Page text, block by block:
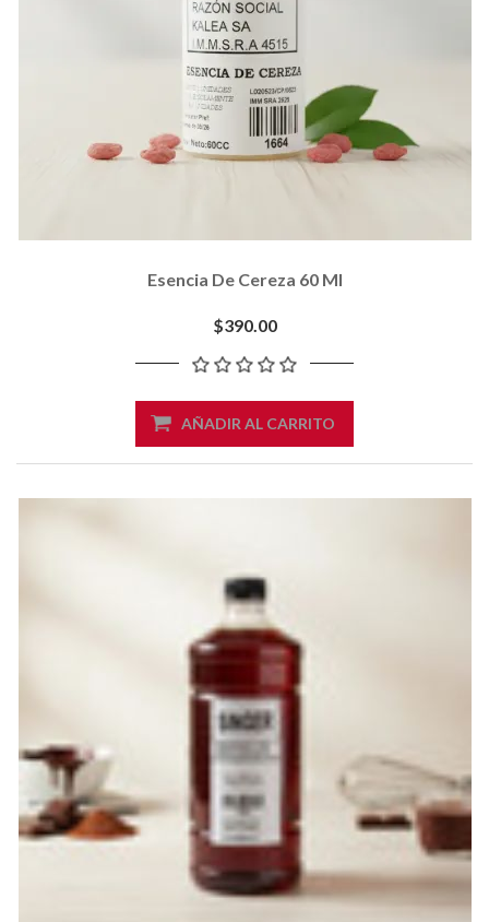
Esencia De Cereza 60 Ml
$390.00
AÑADIR AL CARRITO